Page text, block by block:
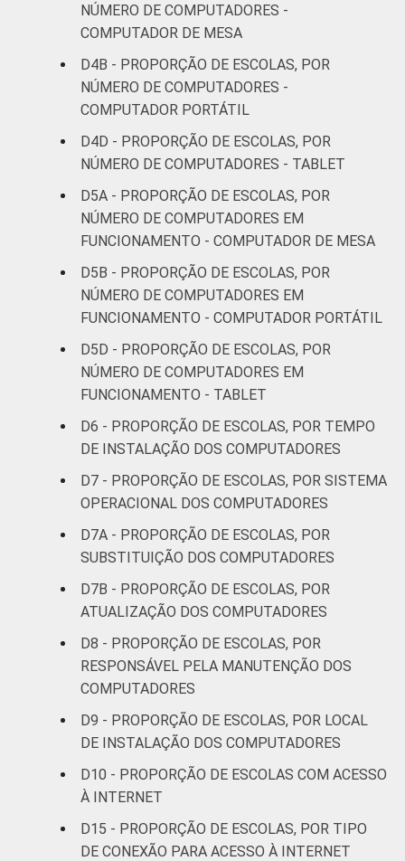
NÚMERO DE COMPUTADORES -
COMPUTADOR DE MESA
D4B - PROPORÇÃO DE ESCOLAS, POR
NÚMERO DE COMPUTADORES -
COMPUTADOR PORTÁTIL
D4D - PROPORÇÃO DE ESCOLAS, POR
NÚMERO DE COMPUTADORES - TABLET
D5A - PROPORÇÃO DE ESCOLAS, POR
NÚMERO DE COMPUTADORES EM
FUNCIONAMENTO - COMPUTADOR DE MESA
D5B - PROPORÇÃO DE ESCOLAS, POR
NÚMERO DE COMPUTADORES EM
FUNCIONAMENTO - COMPUTADOR PORTÁTIL
D5D - PROPORÇÃO DE ESCOLAS, POR
NÚMERO DE COMPUTADORES EM
FUNCIONAMENTO - TABLET
D6 - PROPORÇÃO DE ESCOLAS, POR TEMPO
DE INSTALAÇÃO DOS COMPUTADORES
D7 - PROPORÇÃO DE ESCOLAS, POR SISTEMA
OPERACIONAL DOS COMPUTADORES
D7A - PROPORÇÃO DE ESCOLAS, POR
SUBSTITUIÇÃO DOS COMPUTADORES
D7B - PROPORÇÃO DE ESCOLAS, POR
ATUALIZAÇÃO DOS COMPUTADORES
D8 - PROPORÇÃO DE ESCOLAS, POR
RESPONSÁVEL PELA MANUTENÇÃO DOS
COMPUTADORES
D9 - PROPORÇÃO DE ESCOLAS, POR LOCAL
DE INSTALAÇÃO DOS COMPUTADORES
D10 - PROPORÇÃO DE ESCOLAS COM ACESSO
À INTERNET
D15 - PROPORÇÃO DE ESCOLAS, POR TIPO
DE CONEXÃO PARA ACESSO À INTERNET